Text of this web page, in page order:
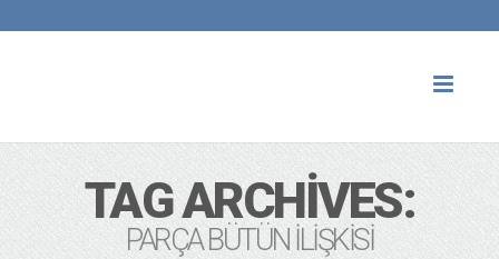
TAG ARCHIVES:
PARÇA BÜTÜN ILIŞKISI